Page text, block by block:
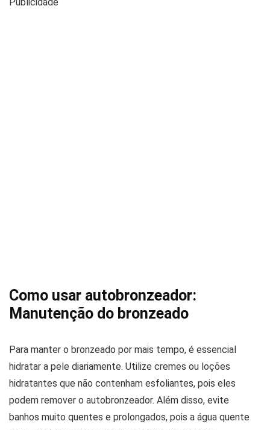
Como usar autobronzeador:
Manutenção do bronzeado
Para manter o bronzeado por mais tempo, é essencial
hidratar a pele diariamente. Utilize cremes ou loções
hidratantes que não contenham esfoliantes, pois eles
podem remover o autobronzeador. Além disso, evite
banhos muito quentes e prolongados, pois a água quente